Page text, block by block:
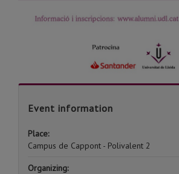
Event information
Place:
Campus de Cappont - Polivalent 2
Organizing: